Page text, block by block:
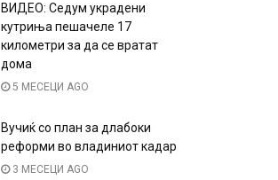
ВИДЕО: Седум украдени
кутриња пешачеле 17
километри за да се вратат
дома
5 МЕСЕЦИ AGO
Вучиќ со план за длабоки
реформи во владиниот кадар
3 МЕСЕЦИ AGO